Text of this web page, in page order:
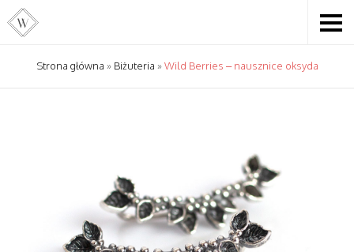
Strona główna » Biżuteria »Wild Berries – nausznice oksyda